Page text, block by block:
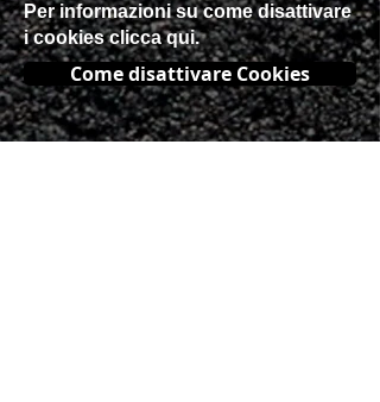
Per informazioni su come disattivare
i cookies clicca qui.
Come disattivare Cookies